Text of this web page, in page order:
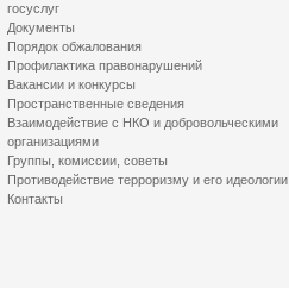
госуслуг
Документы
Порядок обжалования
Профилактика правонарушений
Вакансии и конкурсы
Пространственные сведения
Взаимодействие с НКО и добровольческими
организациями
Группы, комиссии, советы
Противодействие терроризму и его идеологии
Контакты